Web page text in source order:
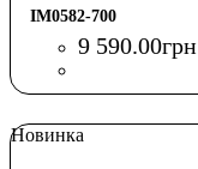
IM0582-700
9 590.00грн
Новинка